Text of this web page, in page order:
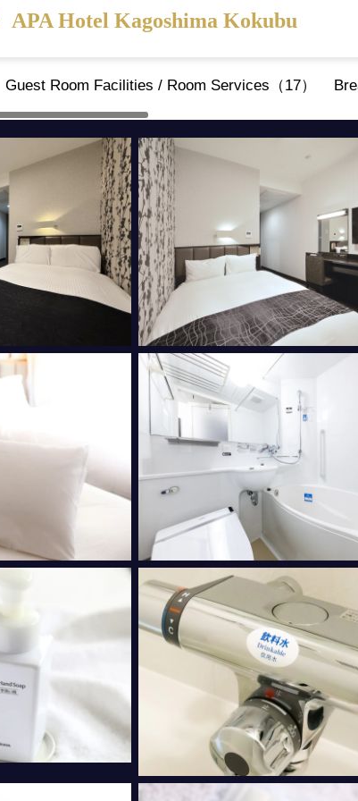
APA Hotel Kagoshima Kokubu
Guest Room Facilities / Room Services（17）